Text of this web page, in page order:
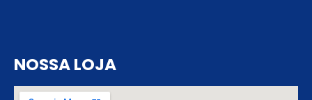
NOSSA LOJA